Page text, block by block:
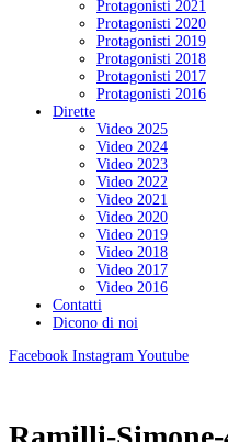
Protagonisti 2021
Protagonisti 2020
Protagonisti 2019
Protagonisti 2018
Protagonisti 2017
Protagonisti 2016
Dirette
Video 2025
Video 2024
Video 2023
Video 2022
Video 2021
Video 2020
Video 2019
Video 2018
Video 2017
Video 2016
Contatti
Dicono di noi
Facebook Instagram Youtube